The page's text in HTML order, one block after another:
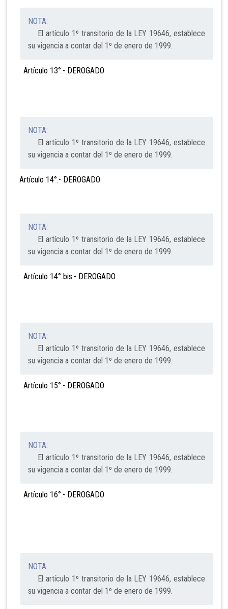
NOTA:
El artículo 1º transitorio de la LEY 19646, establece
su vigencia a contar del 1º de enero de 1999.
Artículo 13°.- DEROGADO
NOTA:
El artículo 1º transitorio de la LEY 19646, establece
su vigencia a contar del 1º de enero de 1999.
Artículo 14°.- DEROGADO
NOTA:
El artículo 1º transitorio de la LEY 19646, establece
su vigencia a contar del 1º de enero de 1999.
Artículo 14° bis.- DEROGADO
NOTA:
El artículo 1º transitorio de la LEY 19646, establece
su vigencia a contar del 1º de enero de 1999.
Artículo 15°.- DEROGADO
NOTA:
El artículo 1º transitorio de la LEY 19646, establece
su vigencia a contar del 1º de enero de 1999.
Artículo 16°.- DEROGADO
NOTA:
El artículo 1º transitorio de la LEY 19646, establece
su vigencia a contar del 1º de enero de 1999.